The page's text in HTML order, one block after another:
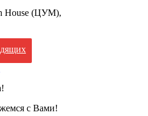
House (ЦУМ),
с Вами!